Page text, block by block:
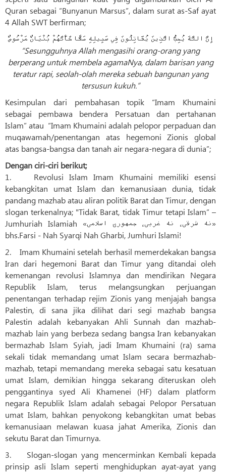
Quran sebagai “Bunyanun Marsus”, dalam surat as-Saf ayat
4 Allah SWT berfirman;
إِنَّ اللَّهَ يُحِبُّ الَّذِينَ يُقَاتِلُونَ فِي سَبِيلِهِ صَفًّا كَأَنَّهُمْ بُنْيَانٌ مَرْصُوصٌ
“Sesungguhnya Allah mengasihi orang-orang yang
berperang untuk membela agamaNya, dalam barisan yang
teratur rapi, seolah-olah mereka sebuah bangunan yang
tersusun kukuh.”
Kesimpulan dari pembahasan topik “Imam Khumaini
sebagai pembawa bendera Persatuan dan pertahanan
Islam” atau “Imam Khumaini adalah pelopor perpaduan dan
muqawamah/penentangan atas hegemoni Zionis global
atas bangsa-bangsa dan tanah air negara-negara di dunia”;
Dengan ciri-ciri berikut;
1. Revolusi Islam Imam Khumaini memiliki esensi
kebangkitan umat Islam dan kemanusiaan dunia, tidak
pandang mazhab atau aliran politik Barat dan Timur, dengan
slogan terkenalnya; "Tidak Barat, tidak Timur tetapi Islam” –
Jumhuriah Islamiah «نه شرقی، نه غربی، جمهوری اسلامی»
bhs.Farsi - Nah Syarqi Nah Gharbi, Jumhuri Islami!
2. Imam Khumaini setelah berhasil memerdekakan bangsa
Iran dari hegemoni Barat dan Timur yang ditandai oleh
kemenangan revolusi Islamnya dan mendirikan Negara
Republik Islam, terus melangsungkan perjuangan
penentangan terhadap rejim Zionis yang menjajah bangsa
Palestin, di sana jika dilihat dari segi mazhab bangsa
Palestin adalah kebanyakan Ahli Sunnah dan mazhab-
mazhab lain yang berbeza sedang bangsa Iran kebanyakan
bermazhab Islam Syiah, jadi Imam Khumaini (ra) sama
sekali tidak memandang umat Islam secara bermazhab-
mazhab, tetapi memandang mereka sebagai satu kesatuan
umat Islam, demikian hingga sekarang diteruskan oleh
penggantinya syed Ali Khamenei (HF) dalam platform
negara Republik Islam adalah sebagai Pelopor Persatuan
umat Islam, bahkan penyokong kebangkitan umat bebas
kemanusiaan melawan kuasa jahat Amerika, Zionis dan
sekutu Barat dan Timurnya.
3. Slogan-slogan yang mencerminkan Kembali kepada
prinsip asli Islam seperti menghidupkan ayat-ayat yang